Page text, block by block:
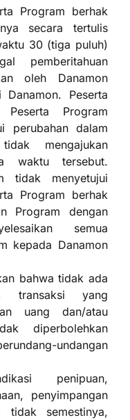
Program berhak
secara tertulis
30 (tiga puluh)
pemberitahuan
oleh Danamon
Peserta
Program
perubahan dalam
mengajukan
waktu tersebut.
tidak menyetujui
Program berhak
Program dengan
semua
kepada Danamon
bahwa tidak ada
yang
uang dan/atau
diperbolehkan
undangan
penipuan,
penyimpangan
tidak semestinya,